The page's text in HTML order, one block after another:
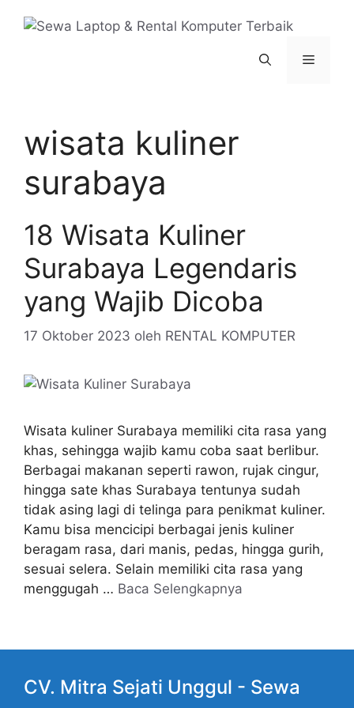
Menu
wisata kuliner
surabaya
18 Wisata Kuliner
Surabaya Legendaris
yang Wajib Dicoba
17 Oktober 2023 oleh RENTAL KOMPUTER
Wisata kuliner Surabaya memiliki cita rasa yang
khas, sehingga wajib kamu coba saat berlibur.
Berbagai makanan seperti rawon, rujak cingur,
hingga sate khas Surabaya tentunya sudah
tidak asing lagi di telinga para penikmat kuliner.
Kamu bisa mencicipi berbagai jenis kuliner
beragam rasa, dari manis, pedas, hingga gurih,
sesuai selera. Selain memiliki cita rasa yang
menggugah … Baca Selengkapnya
CV. Mitra Sejati Unggul - Sewa